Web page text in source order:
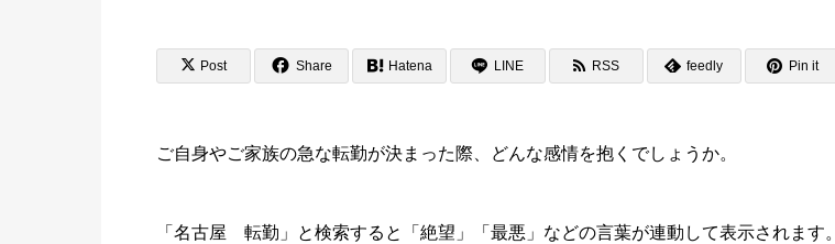
Post Share Hatena LINE RSS feedly Pin it
ご自身やご家族の急な転勤が決まった際、どんな感情を抱くでしょうか。
「名古屋 転勤」と検索すると「絶望」「最悪」などの言葉が連動して表示されます。